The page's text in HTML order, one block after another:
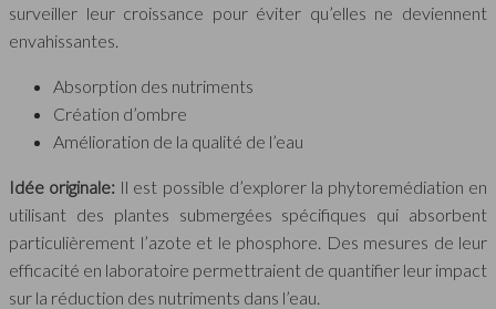
surveiller leur croissance pour éviter qu’elles ne deviennent
envahissantes.
Absorption des nutriments
Création d’ombre
Amélioration de la qualité de l’eau
Idée originale: Il est possible d’explorer la phytoremédiation en
utilisant des plantes submergées spécifiques qui absorbent
particulièrement l’azote et le phosphore. Des mesures de leur
efficacité en laboratoire permettraient de quantifier leur impact
sur la réduction des nutriments dans l’eau.